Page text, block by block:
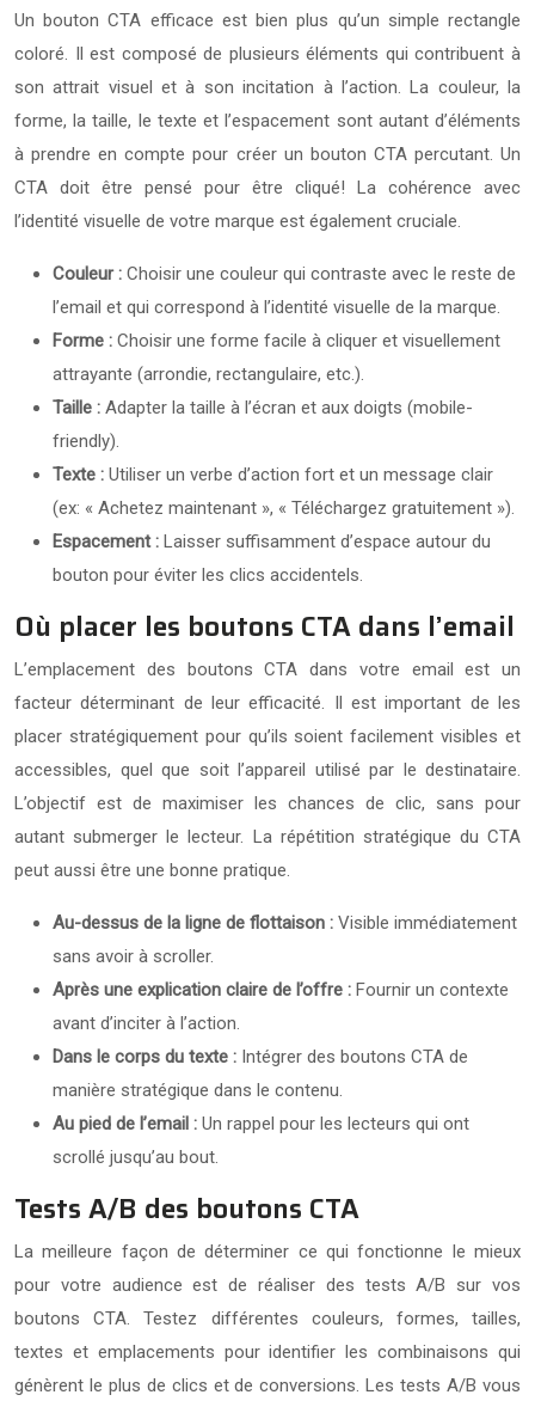
Un bouton CTA efficace est bien plus qu’un simple rectangle
coloré. Il est composé de plusieurs éléments qui contribuent à
son attrait visuel et à son incitation à l’action. La couleur, la
forme, la taille, le texte et l’espacement sont autant d’éléments
à prendre en compte pour créer un bouton CTA percutant. Un
CTA doit être pensé pour être cliqué! La cohérence avec
l’identité visuelle de votre marque est également cruciale.
Couleur : Choisir une couleur qui contraste avec le reste de
l’email et qui correspond à l’identité visuelle de la marque.
Forme : Choisir une forme facile à cliquer et visuellement
attrayante (arrondie, rectangulaire, etc.).
Taille : Adapter la taille à l’écran et aux doigts (mobile-
friendly).
Texte : Utiliser un verbe d’action fort et un message clair
(ex: « Achetez maintenant », « Téléchargez gratuitement »).
Espacement : Laisser suffisamment d’espace autour du
bouton pour éviter les clics accidentels.
Où placer les boutons CTA dans l’email
L’emplacement des boutons CTA dans votre email est un
facteur déterminant de leur efficacité. Il est important de les
placer stratégiquement pour qu’ils soient facilement visibles et
accessibles, quel que soit l’appareil utilisé par le destinataire.
L’objectif est de maximiser les chances de clic, sans pour
autant submerger le lecteur. La répétition stratégique du CTA
peut aussi être une bonne pratique.
Au-dessus de la ligne de flottaison : Visible immédiatement
sans avoir à scroller.
Après une explication claire de l’offre : Fournir un contexte
avant d’inciter à l’action.
Dans le corps du texte : Intégrer des boutons CTA de
manière stratégique dans le contenu.
Au pied de l’email : Un rappel pour les lecteurs qui ont
scrollé jusqu’au bout.
Tests A/B des boutons CTA
La meilleure façon de déterminer ce qui fonctionne le mieux
pour votre audience est de réaliser des tests A/B sur vos
boutons CTA. Testez différentes couleurs, formes, tailles,
textes et emplacements pour identifier les combinaisons qui
génèrent le plus de clics et de conversions. Les tests A/B vous